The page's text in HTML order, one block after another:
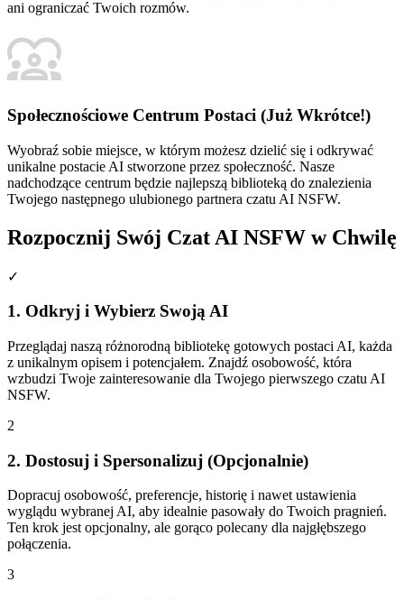
ani ograniczać Twoich rozmów.
Społecznościowe Centrum Postaci (Już Wkrótce!)
Wyobraź sobie miejsce, w którym możesz dzielić się i odkrywać
unikalne postacie AI stworzone przez społeczność. Nasze
nadchodzące centrum będzie najlepszą biblioteką do znalezienia
Twojego następnego ulubionego partnera czatu AI NSFW.
Rozpocznij Swój Czat AI NSFW w Chwilę
✓
1. Odkryj i Wybierz Swoją AI
Przeglądaj naszą różnorodną bibliotekę gotowych postaci AI, każda
z unikalnym opisem i potencjałem. Znajdź osobowość, która
wzbudzi Twoje zainteresowanie dla Twojego pierwszego czatu AI
NSFW.
2
2. Dostosuj i Spersonalizuj (Opcjonalnie)
Dopracuj osobowość, preferencje, historię i nawet ustawienia
wyglądu wybranej AI, aby idealnie pasowały do Twoich pragnień.
Ten krok jest opcjonalny, ale gorąco polecany dla najgłębszego
połączenia.
3